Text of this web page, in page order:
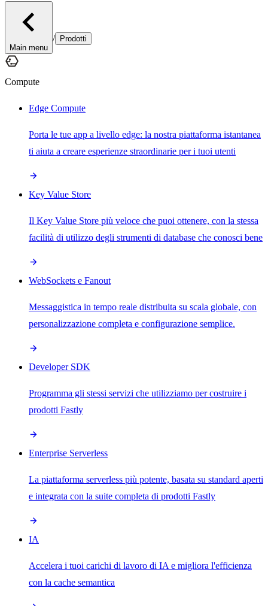
Main menu
/ Prodotti
Compute
Edge Compute
Porta le tue app a livello edge: la nostra piattaforma istantanea
ti aiuta a creare esperienze straordinarie per i tuoi utenti
Key Value Store
Il Key Value Store più veloce che puoi ottenere, con la stessa
facilità di utilizzo degli strumenti di database che conosci bene
WebSockets e Fanout
Messaggistica in tempo reale distribuita su scala globale, con
personalizzazione completa e configurazione semplice.
Developer SDK
Programma gli stessi servizi che utilizziamo per costruire i
prodotti Fastly
Enterprise Serverless
La piattaforma serverless più potente, basata su standard aperti
e integrata con la suite completa di prodotti Fastly
IA
Accelera i tuoi carichi di lavoro di IA e migliora l'efficienza
con la cache semantica